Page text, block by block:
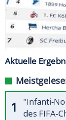
Aktuelle
"Infanti-
des FIFA-